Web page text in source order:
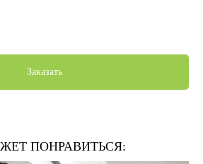
Заказать
ПОНРАВИТЬСЯ: